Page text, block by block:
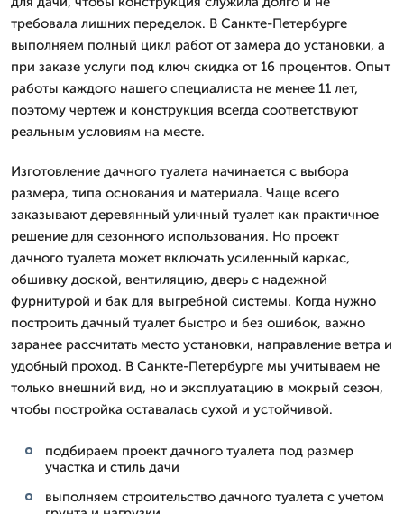
требовала лишних переделок. В Санкте-Петербурге
выполняем полный цикл работ от замера до установки, а
при заказе услуги под ключ скидка от 16 процентов. Опыт
работы каждого нашего специалиста не менее 11 лет,
поэтому чертеж и конструкция всегда соответствуют
реальным условиям на месте.
Изготовление дачного туалета начинается с выбора
размера, типа основания и материала. Чаще всего
заказывают деревянный уличный туалет как практичное
решение для сезонного использования. Но проект
дачного туалета может включать усиленный каркас,
обшивку доской, вентиляцию, дверь с надежной
фурнитурой и бак для выгребной системы. Когда нужно
построить дачный туалет быстро и без ошибок, важно
заранее рассчитать место установки, направление ветра и
удобный проход. В Санкте-Петербурге мы учитываем не
только внешний вид, но и эксплуатацию в мокрый сезон,
чтобы постройка оставалась сухой и устойчивой.
подбираем проект дачного туалета под размер
участка и стиль дачи
выполняем строительство дачного туалета с учетом